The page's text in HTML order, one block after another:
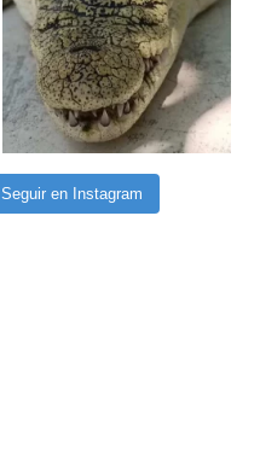
Seguir en Instagram